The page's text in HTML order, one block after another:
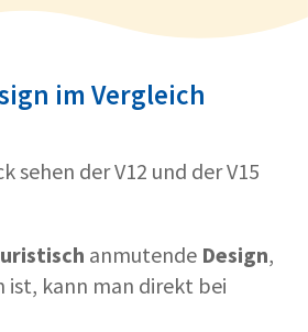
im Vergleich
sehen der V12 und der V15
anmutende Design,
ist, kann man direkt bei